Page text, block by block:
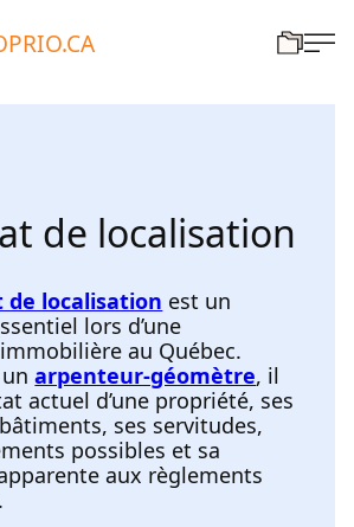
de localisation
localisation est un
lors d’une
au Québec.
unarpenteur-géomètre, il
actuel d’une propriété, ses
ses servitudes,
possibles et sa
aux règlements